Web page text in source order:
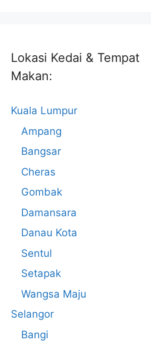
Lokasi Kedai & Tempat
Makan:
Kuala Lumpur
Ampang
Bangsar
Cheras
Gombak
Damansara
Danau Kota
Sentul
Setapak
Wangsa Maju
Selangor
Bangi